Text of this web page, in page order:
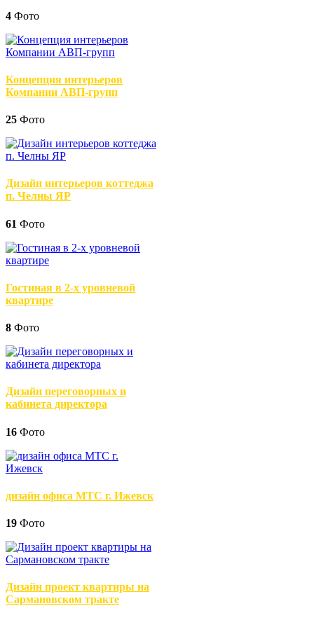
4 Фото
Концепция интерьеров
Компании АВП-групп
25 Фото
Дизайн интерьеров коттеджа
п. Челны ЯР
61 Фото
Гостиная в 2-х уровневой
квартире
8 Фото
Дизайн переговорных и
кабинета директора
16 Фото
дизайн офиса МТС г. Ижевск
19 Фото
Дизайн проект квартиры на
Сармановском тракте